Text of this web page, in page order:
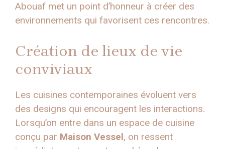
Abouaf met un point d’honneur à créer des
environnements qui favorisent ces rencontres.
Création de lieux de vie
conviviaux
Les cuisines contemporaines évoluent vers
des designs qui encouragent les interactions.
Lorsqu’on entre dans un espace de cuisine
conçu par Maison Vessel, on ressent